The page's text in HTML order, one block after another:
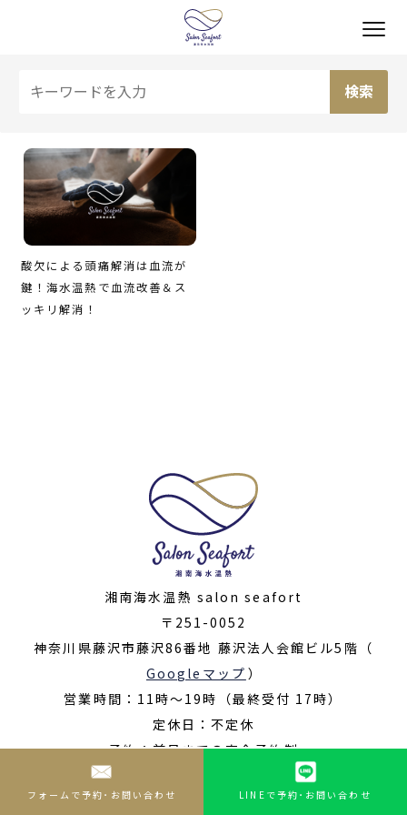
酸欠による頭痛解消は血流が
鍵！海水温熱で血流改善＆ス
ッキリ解消！
湘南海水温熱 salon seafort
〒251-0052
神奈川県藤沢市藤沢86番地 藤沢法人会館ビル5階（
Googleマップ ）
営業時間：11時〜19時（最終受付 17時）
定休日：不定休
予約：前日までの完全予約制
© 2022- salon seafort ALL RIGHTS RESERVED
フォームで予約･お問い合わせ LINEで予約･お問い合わせ